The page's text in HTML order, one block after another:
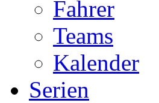
Fahrer
Teams
Kalender
Serien